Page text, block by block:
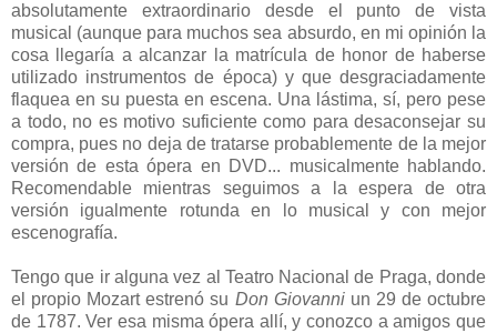
absolutamente extraordinario desde el punto de vista
musical (aunque para muchos sea absurdo, en mi opinión la
cosa llegaría a alcanzar la matrícula de honor de haberse
utilizado instrumentos de época) y que desgraciadamente
flaquea en su puesta en escena. Una lástima, sí, pero pese
a todo, no es motivo suficiente como para desaconsejar su
compra, pues no deja de tratarse probablemente de la mejor
versión de esta ópera en DVD... musicalmente hablando.
Recomendable mientras seguimos a la espera de otra
versión igualmente rotunda en lo musical y con mejor
escenografía.
Tengo que ir alguna vez al Teatro Nacional de Praga, donde
el propio Mozart estrenó su Don Giovanni un 29 de octubre
de 1787. Ver esa misma ópera allí, y conozco a amigos que